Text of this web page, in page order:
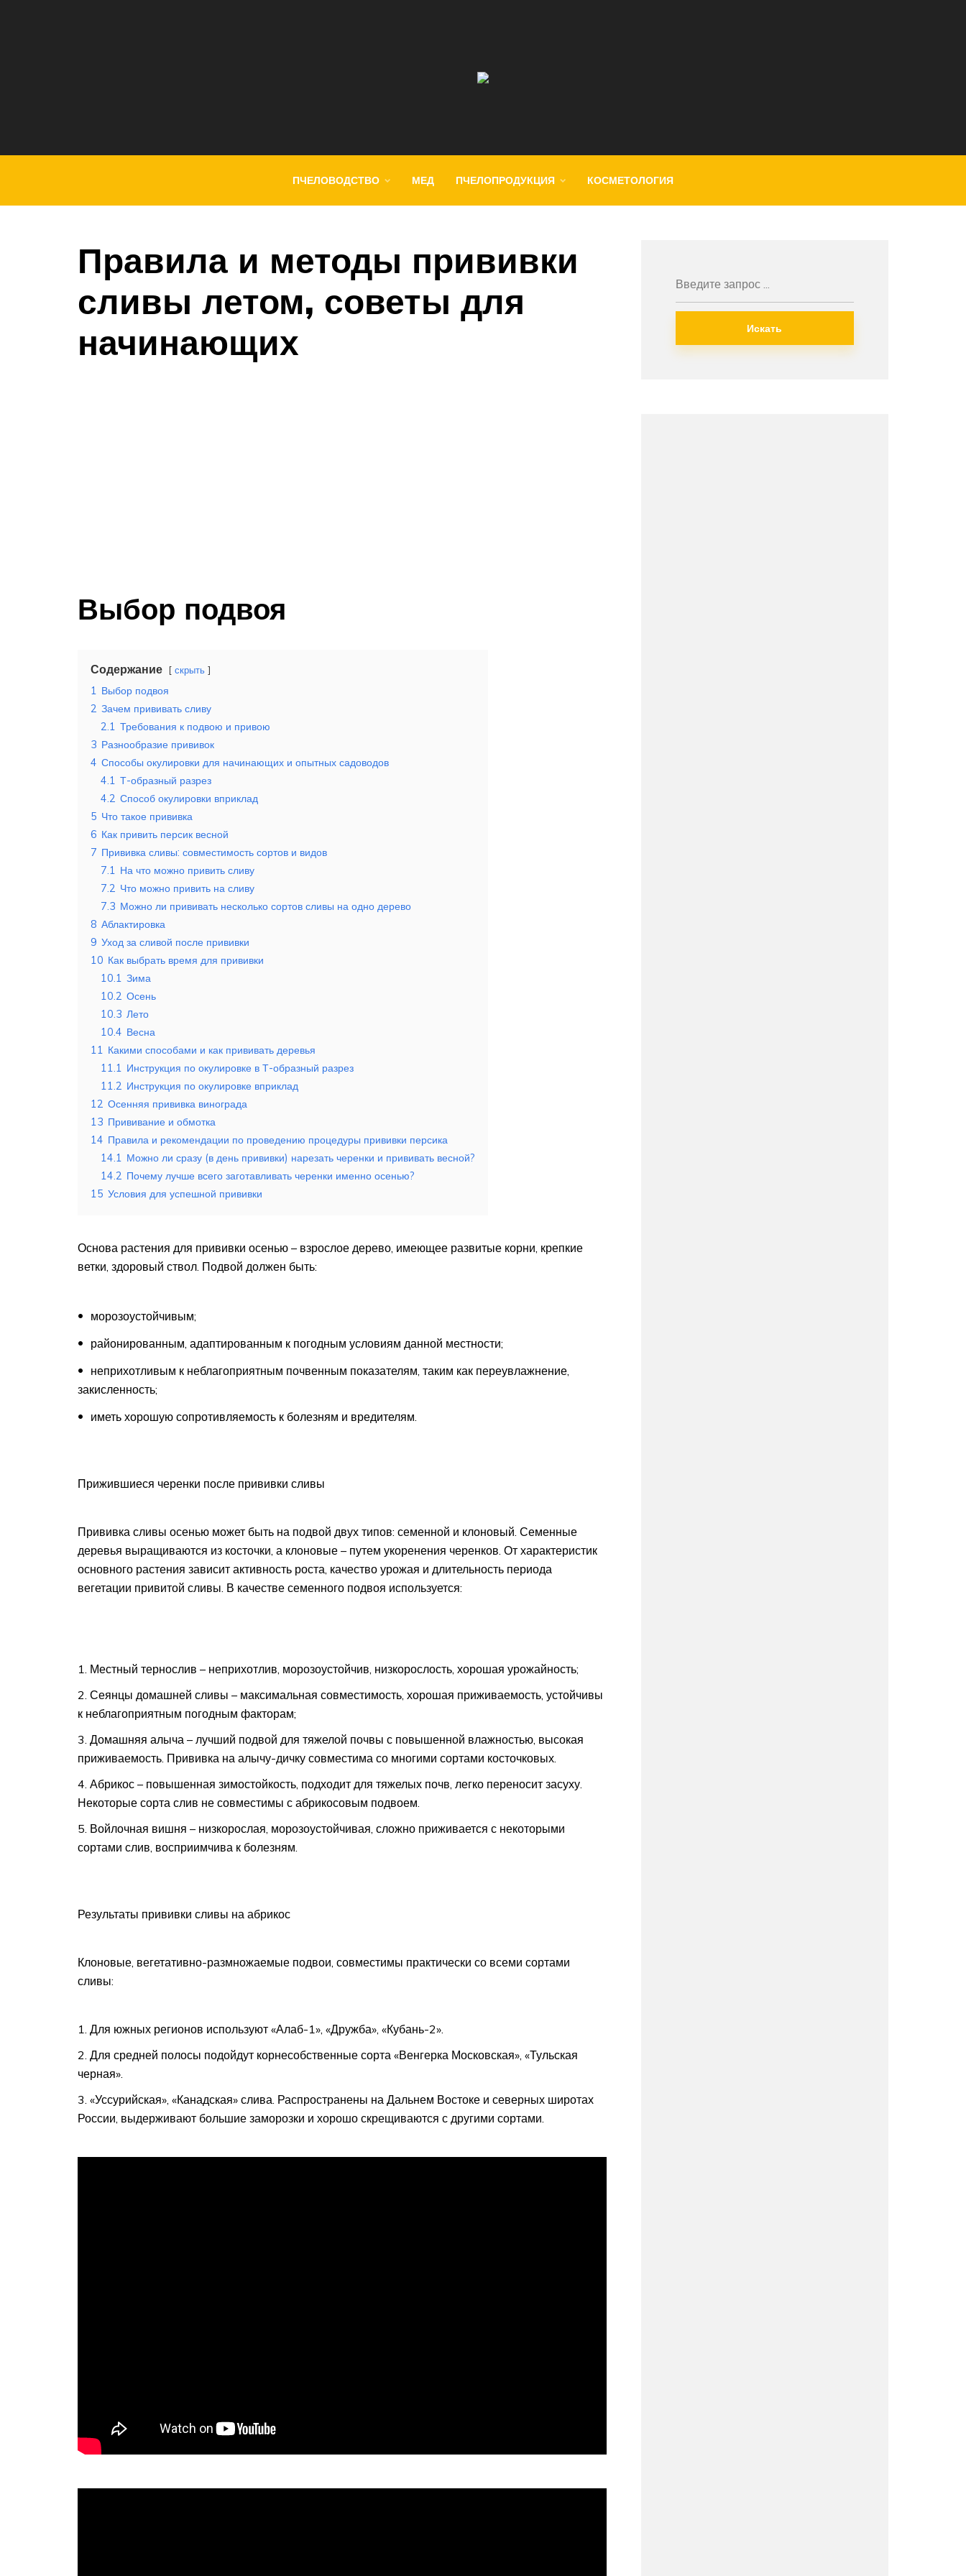
ПЧЕЛОВОДСТВО МЕД ПЧЕЛОПРОДУКЦИЯ КОСМЕТОЛОГИЯ
Правила и методы прививки
сливы летом, советы для
начинающих
Выбор подвоя
Содержание скрыть
1 Выбор подвоя
2 Зачем прививать сливу
2.1 Требования к подвою и привою
3 Разнообразие прививок
4 Способы окулировки для начинающих и опытных садоводов
4.1 Т-образный разрез
4.2 Способ окулировки вприклад
5 Что такое прививка
6 Как привить персик весной
7 Прививка сливы: совместимость сортов и видов
7.1 На что можно привить сливу
7.2 Что можно привить на сливу
7.3 Можно ли прививать несколько сортов сливы на одно дерево
8 Аблактировка
9 Уход за сливой после прививки
10 Как выбрать время для прививки
10.1 Зима
10.2 Осень
10.3 Лето
10.4 Весна
11 Какими способами и как прививать деревья
11.1 Инструкция по окулировке в Т-образный разрез
11.2 Инструкция по окулировке вприклад
12 Осенняя прививка винограда
13 Прививание и обмотка
14 Правила и рекомендации по проведению процедуры прививки персика
14.1 Можно ли сразу (в день прививки) нарезать черенки и прививать весной?
14.2 Почему лучше всего заготавливать черенки именно осенью?
15 Условия для успешной прививки
Основа растения для прививки осенью – взрослое дерево, имеющее развитые корни, крепкие
ветки, здоровый ствол. Подвой должен быть:
морозоустойчивым;
районированным, адаптированным к погодным условиям данной местности;
неприхотливым к неблагоприятным почвенным показателям, таким как переувлажнение,
закисленность;
иметь хорошую сопротивляемость к болезням и вредителям.
Прижившиеся черенки после прививки сливы
Прививка сливы осенью может быть на подвой двух типов: семенной и клоновый. Семенные
деревья выращиваются из косточки, а клоновые – путем укоренения черенков. От характеристик
основного растения зависит активность роста, качество урожая и длительность периода
вегетации привитой сливы. В качестве семенного подвоя используется:
Местный тернослив – неприхотлив, морозоустойчив, низкорослость, хорошая урожайность;
Сеянцы домашней сливы – максимальная совместимость, хорошая приживаемость, устойчивы
к неблагоприятным погодным факторам;
Домашняя алыча – лучший подвой для тяжелой почвы с повышенной влажностью, высокая
приживаемость. Прививка на алычу-дичку совместима со многими сортами косточковых.
Абрикос – повышенная зимостойкость, подходит для тяжелых почв, легко переносит засуху.
Некоторые сорта слив не совместимы с абрикосовым подвоем.
Войлочная вишня – низкорослая, морозоустойчивая, сложно приживается с некоторыми
сортами слив, восприимчива к болезням.
Результаты прививки сливы на абрикос
Клоновые, вегетативно-размножаемые подвои, совместимы практически со всеми сортами
сливы:
Для южных регионов используют «Алаб-1», «Дружба», «Кубань-2».
Для средней полосы подойдут корнесобственные сорта «Венгерка Московская», «Тульская
черная».
«Уссурийская», «Канадская» слива. Распространены на Дальнем Востоке и северных широтах
России, выдерживают большие заморозки и хорошо скрещиваются с другими сортами.
Искать